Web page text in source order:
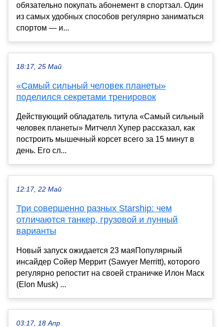
обязательно покупать абонемент в спортзал. Один
из самых удобных способов регулярно заниматься
спортом — и...
18:17, 25 Май
«Самый сильный человек планеты»
поделился секретами тренировок
Действующий обладатель титула «Самый сильный
человек планеты» Митчелл Хупер рассказал, как
построить мышечный корсет всего за 15 минут в
день. Его сл...
12:17, 22 Май
Три совершенно разных Starship: чем
отличаются танкер, грузовой и лунный
варианты
Новый запуск ожидается 23 маяПопулярный
инсайдер Сойер Меррит (Sawyer Merritt), которого
регулярно репостит на своей страничке Илон Маск
(Elon Musk) ...
03:17, 18 Апр